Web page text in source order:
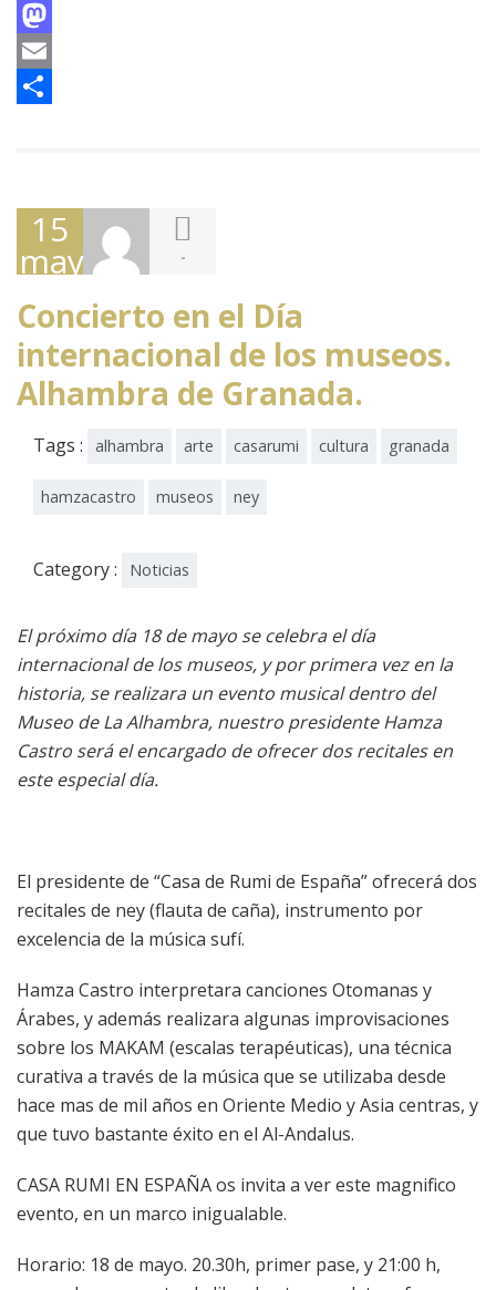
Facebook
Mastodon
Email
15
mayo,
2017
-
Concierto en el Día
internacional de los museos.
Alhambra de Granada.
Tags : alhambra arte casarumi cultura granada
hamzacastro museos ney
Category : Noticias
El próximo día 18 de mayo se celebra el día
internacional de los museos, y por primera vez en la
historia, se realizara un evento musical dentro del
Museo de La Alhambra, nuestro presidente Hamza
Castro será el encargado de ofrecer dos recitales en
este especial día.
El presidente de “Casa de Rumi de España” ofrecerá dos
recitales de ney (flauta de caña), instrumento por
excelencia de la música sufí.
Hamza Castro interpretara canciones Otomanas y
Árabes, y además realizara algunas improvisaciones
sobre los MAKAM (escalas terapéuticas), una técnica
curativa a través de la música que se utilizaba desde
hace mas de mil años en Oriente Medio y Asia centras, y
que tuvo bastante éxito en el Al-Andalus.
CASA RUMI EN ESPAÑA os invita a ver este magnifico
evento, en un marco inigualable.
Horario: 18 de mayo. 20.30h, primer pase, y 21:00 h,